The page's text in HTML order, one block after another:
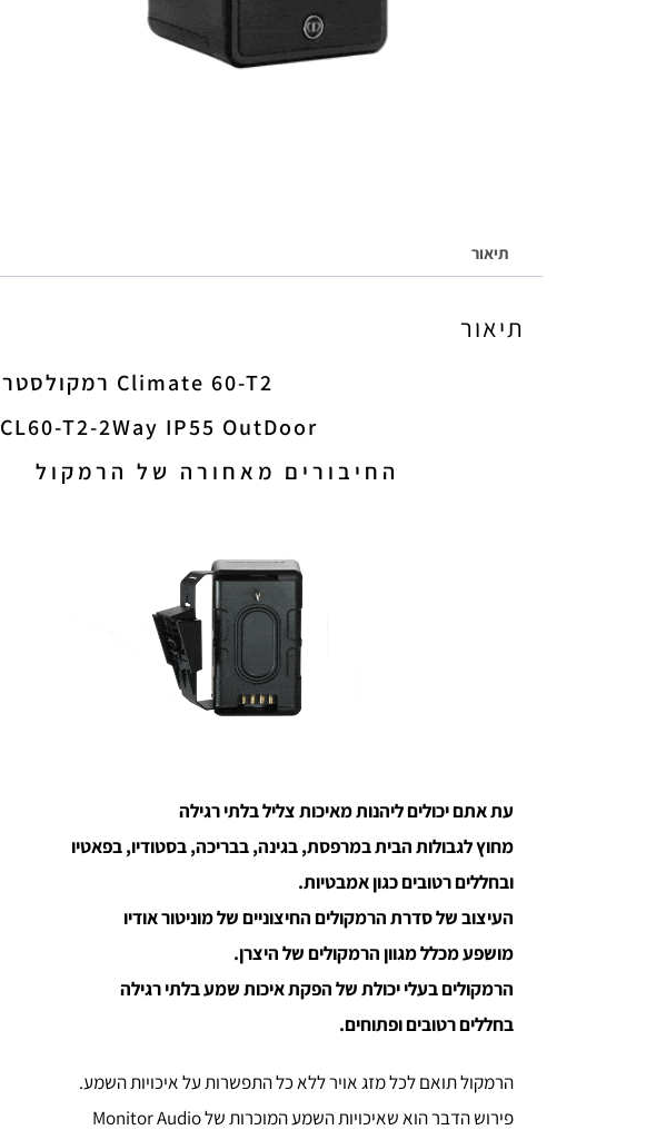
תיאור
תיאור
Climate 60-T2 רמקולסטריאופוני של Monitor Audio חיצוניי 6.5 אינץ'
CL60-T2-2Way IP55 OutDoor רמקול חיצוני סטריאופוני 6.5 אינץ' שמתאים לך!
החיבורים מאחורה של הרמקול
עת אתם יכולים ליהנות מאיכות צליל בלתי רגילה
מחוץ לגבולות הבית במרפסת, בגינה, בבריכה, בסטודיו, בפאטיו
ובחללים רטובים כגון אמבטיות.
העיצוב של סדרת הרמקולים החיצוניים של מוניטור אודיו
מושפע מכלל מגוון הרמקולים של היצרן.
הרמקולים בעלי יכולת של הפקת איכות שמע בלתי רגילה
בחללים רטובים ופתוחים.
הרמקול תואם לכל מזג אויר ללא כל התפשרות על איכויות השמע.
פירוש הדבר הוא שאיכויות השמע המוכרות של Monitor Audio